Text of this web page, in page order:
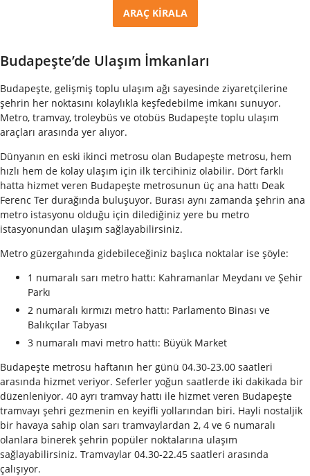
ARAÇ KİRALA
Budapeşte’de Ulaşım İmkanları
Budapeşte, gelişmiş toplu ulaşım ağı sayesinde ziyaretçilerine
şehrin her noktasını kolaylıkla keşfedebilme imkanı sunuyor.
Metro, tramvay, troleybüs ve otobüs Budapeşte toplu ulaşım
araçları arasında yer alıyor.
Dünyanın en eski ikinci metrosu olan Budapeşte metrosu, hem
hızlı hem de kolay ulaşım için ilk tercihiniz olabilir. Dört farklı
hatta hizmet veren Budapeşte metrosunun üç ana hattı Deak
Ferenc Ter durağında buluşuyor. Burası aynı zamanda şehrin ana
metro istasyonu olduğu için dilediğiniz yere bu metro
istasyonundan ulaşım sağlayabilirsiniz.
Metro güzergahında gidebileceğiniz başlıca noktalar ise şöyle:
1 numaralı sarı metro hattı: Kahramanlar Meydanı ve Şehir
Parkı
2 numaralı kırmızı metro hattı: Parlamento Binası ve
Balıkçılar Tabyası
3 numaralı mavi metro hattı: Büyük Market
Budapeşte metrosu haftanın her günü 04.30-23.00 saatleri
arasında hizmet veriyor. Seferler yoğun saatlerde iki dakikada bir
düzenleniyor. 40 ayrı tramvay hattı ile hizmet veren Budapeşte
tramvayı şehri gezmenin en keyifli yollarından biri. Hayli nostaljik
bir havaya sahip olan sarı tramvaylardan 2, 4 ve 6 numaralı
olanlara binerek şehrin popüler noktalarına ulaşım
sağlayabilirsiniz. Tramvaylar 04.30-22.45 saatleri arasında
çalışıyor.